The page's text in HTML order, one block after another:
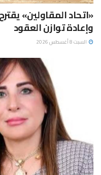
«اتحاد المقاولين»
وإعادة توازن العقود
السبت 8 أغسطس 2026